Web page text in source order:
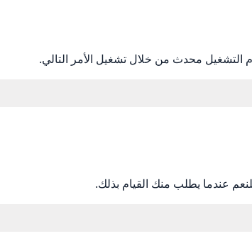
التشغيل محدث من خلال تشغيل الأمر التالي.